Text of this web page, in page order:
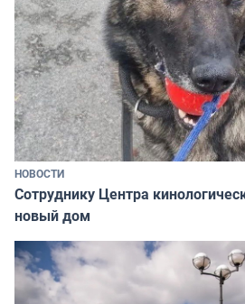
НОВОСТИ
Сотруднику Центра
новый дом